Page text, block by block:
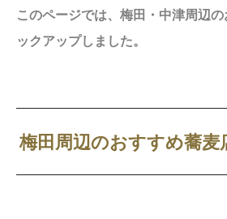
このページでは、梅田・中津周辺
ックアップしました。
梅田周辺のおすすめ蕎麦